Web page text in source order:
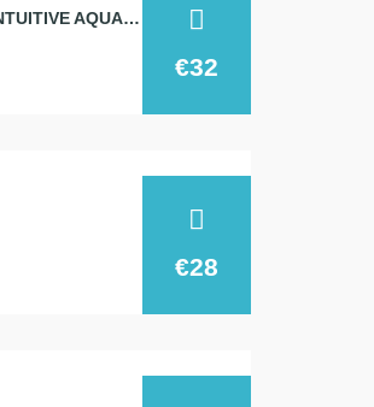
– ZUSATZKURS – INTUITIVE AQUARELLMALEREI 22.08.
€32
€28